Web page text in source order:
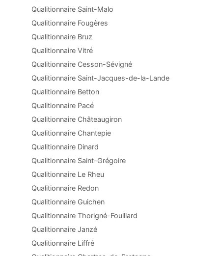
Qualitionnaire Saint-Malo
Qualitionnaire Fougères
Qualitionnaire Bruz
Qualitionnaire Vitré
Qualitionnaire Cesson-Sévigné
Qualitionnaire Saint-Jacques-de-la-Lande
Qualitionnaire Betton
Qualitionnaire Pacé
Qualitionnaire Châteaugiron
Qualitionnaire Chantepie
Qualitionnaire Dinard
Qualitionnaire Saint-Grégoire
Qualitionnaire Le Rheu
Qualitionnaire Redon
Qualitionnaire Guichen
Qualitionnaire Thorigné-Fouillard
Qualitionnaire Janzé
Qualitionnaire Liffré